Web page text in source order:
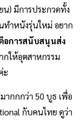
น) มีการประกวดทั้ง
ทำหนังรุ่นใหม่ อยาก
อการสนับสนุนส่ง
กให้อุตสาหกรรม
ะ
ากกกว่า 50 บูธ เพื่อ
กับคนไทย ดูว่า